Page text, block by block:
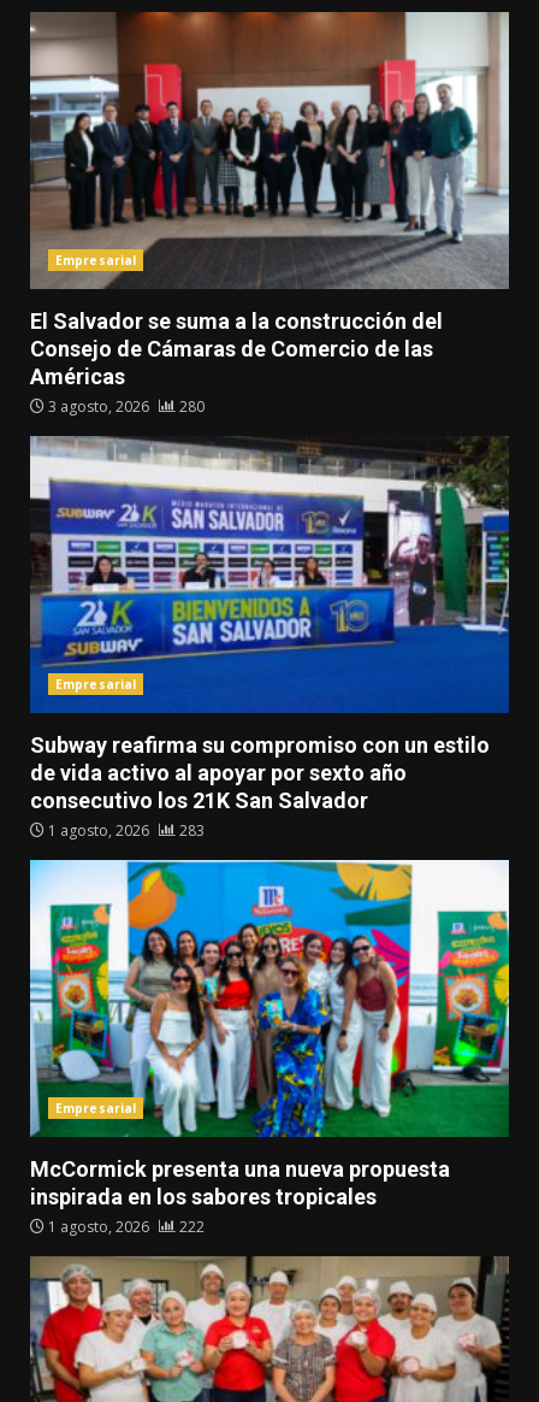
Empresarial
El Salvador se suma a la construcción del
Consejo de Cámaras de Comercio de las
Américas
3 agosto, 2026 280
Empresarial
Subway reafirma su compromiso con un estilo
de vida activo al apoyar por sexto año
consecutivo los 21K San Salvador
1 agosto, 2026 283
Empresarial
McCormick presenta una nueva propuesta
inspirada en los sabores tropicales
1 agosto, 2026 222